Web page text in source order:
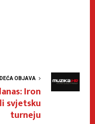
OBJAVA
Iron
svjetsku
turneju